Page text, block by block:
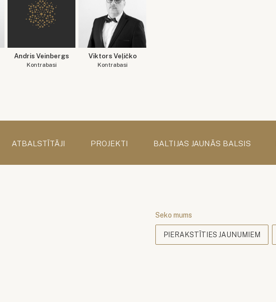
Andris Veinbergs
Kontrabasi
Viktors Veļičko
Kontrabasi
ATBALSTĪTĀJI PROJEKTI BALTIJAS JAUNĀS BALSIS
Seko mums
PIERAKSTĪTIES JAUNUMIEM